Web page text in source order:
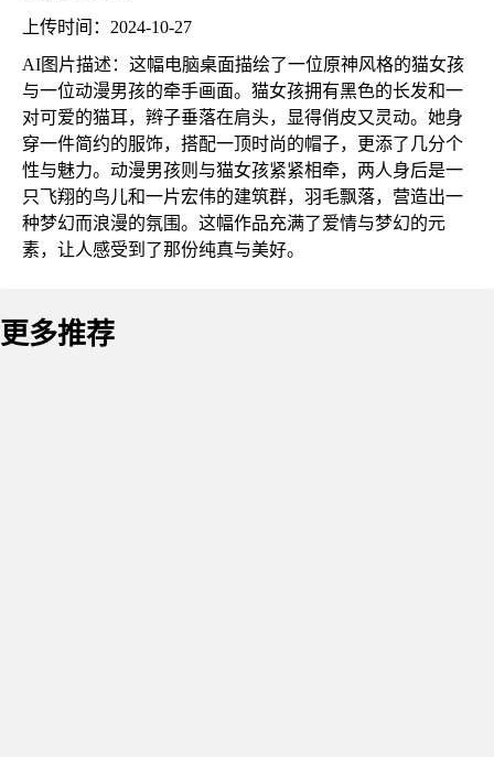
上传时间：2024-10-27
AI图片描述：这幅电脑桌面描绘了一位原神风格的猫女孩
与一位动漫男孩的牵手画面。猫女孩拥有黑色的长发和一
对可爱的猫耳，辫子垂落在肩头，显得俏皮又灵动。她身
穿一件简约的服饰，搭配一顶时尚的帽子，更添了几分个
性与魅力。动漫男孩则与猫女孩紧紧相牵，两人身后是一
只飞翔的鸟儿和一片宏伟的建筑群，羽毛飘落，营造出一
种梦幻而浪漫的氛围。这幅作品充满了爱情与梦幻的元
素，让人感受到了那份纯真与美好。
更多推荐